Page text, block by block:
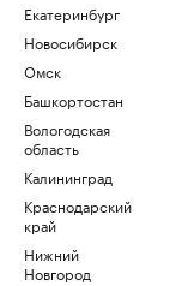
Екатеринбург
Новосибирск
Омск
Башкортостан
Вологодская
область
Калининград
Краснодарский
край
Нижний
Новгород